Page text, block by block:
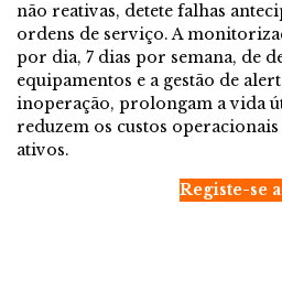
não reativas, detete falhas
ordens de serviço. A
por dia, 7 dias por semana, de
equipamentos e a gestão de
inoperação, prolongam a vida
reduzem os custos operacionais
ativos.
Registe-se